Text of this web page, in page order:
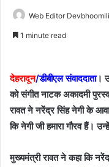
Web Editor
1 minute read
देहरादून/डीबीएल संवाददाता।
को संगीत नाटक अकादमी
रावत ने नरेंद्र सिंह नेगी के
कि नेगी जी हमारा गौरव हैं।
मुख्यमंत्री रावत ने कहा कि